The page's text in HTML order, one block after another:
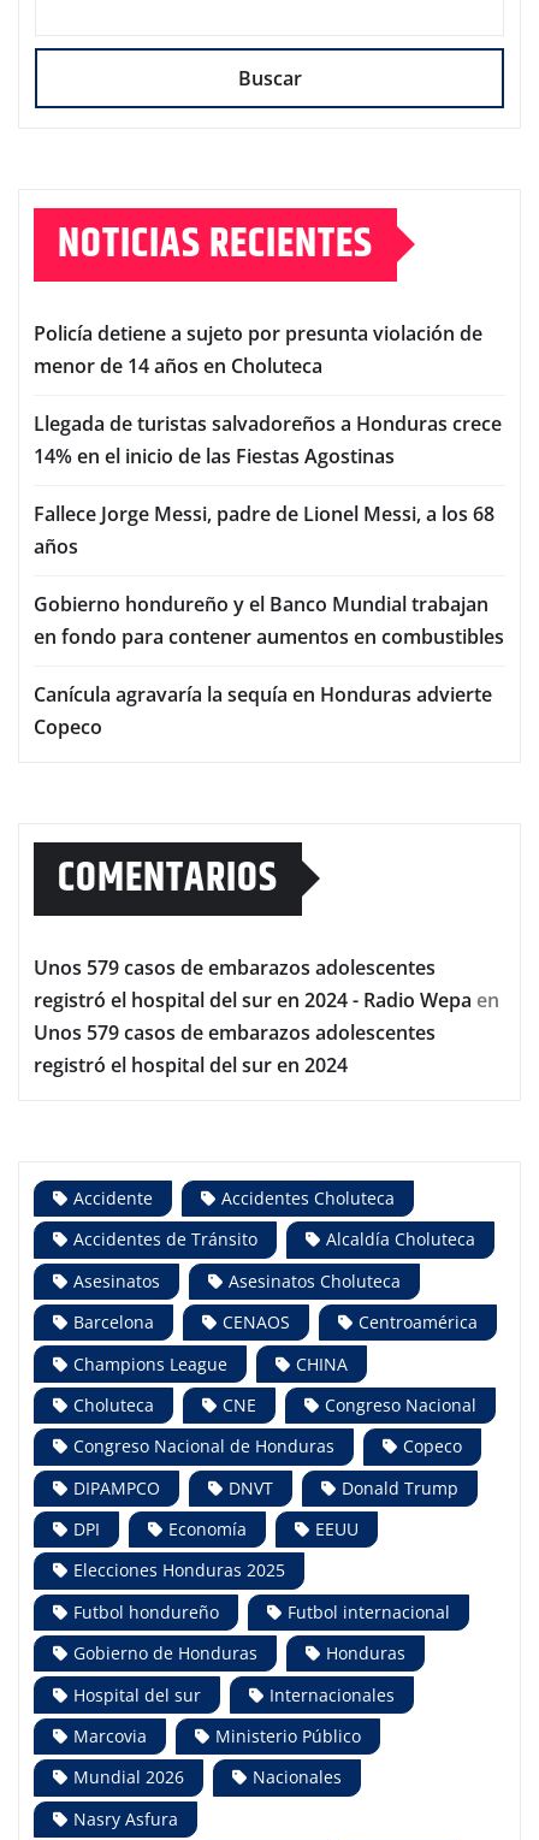
Buscar
NOTICIAS RECIENTES
Policía detiene a sujeto por presunta violación de
menor de 14 años en Choluteca
Llegada de turistas salvadoreños a Honduras crece
14% en el inicio de las Fiestas Agostinas
Fallece Jorge Messi, padre de Lionel Messi, a los 68
años
Gobierno hondureño y el Banco Mundial trabajan
en fondo para contener aumentos en combustibles
Canícula agravaría la sequía en Honduras advierte
Copeco
COMENTARIOS
Unos 579 casos de embarazos adolescentes
registró el hospital del sur en 2024 - Radio Wepa en
Unos 579 casos de embarazos adolescentes
registró el hospital del sur en 2024
Accidente
Accidentes Choluteca
Accidentes de Tránsito
Alcaldía Choluteca
Asesinatos
Asesinatos Choluteca
Barcelona
CENAOS
Centroamérica
Champions League
CHINA
Choluteca
CNE
Congreso Nacional
Congreso Nacional de Honduras
Copeco
DIPAMPCO
DNVT
Donald Trump
DPI
Economía
EEUU
Elecciones Honduras 2025
Futbol hondureño
Futbol internacional
Gobierno de Honduras
Honduras
Hospital del sur
Internacionales
Marcovia
Ministerio Público
Mundial 2026
Nacionales
Nasry Asfura